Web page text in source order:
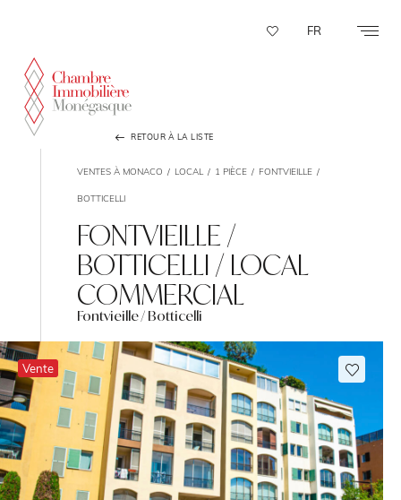
FR
RETOUR À LA LISTE
VENTES À MONACO LOCAL 1 PIÈCE FONTVIEILLE
BOTTICELLI
FONTVIEILLE /
BOTTICELLI / LOCAL
COMMERCIAL
Fontvieille / Botticelli
Vente